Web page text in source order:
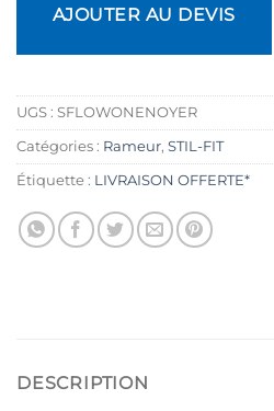
AJOUTER AU DEVIS
UGS : SFLOWONENOYER
Catégories : Rameur, STIL-FIT
Étiquette : LIVRAISON OFFERTE*
DESCRIPTION